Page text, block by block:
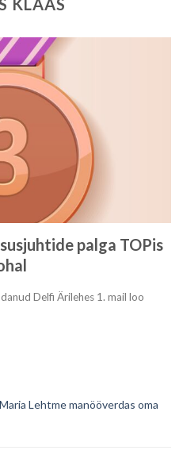
KLAAS
palga TOPis
Delfi Ärilehes 1. mail loo
Lehtme manööverdas oma